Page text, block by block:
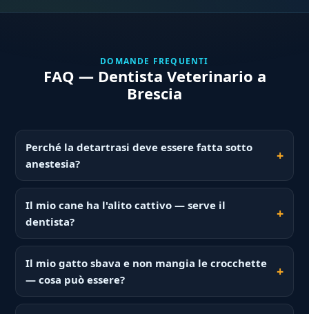
DOMANDE FREQUENTI
FAQ — Dentista Veterinario a
Brescia
Perché la detartrasi deve essere fatta sotto
anestesia?
Il mio cane ha l'alito cattivo — serve il
dentista?
Il mio gatto sbava e non mangia le crocchette
— cosa può essere?